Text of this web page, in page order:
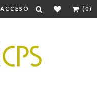
ACCESO (0)